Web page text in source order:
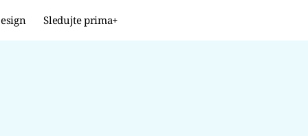
Sledujte prima+